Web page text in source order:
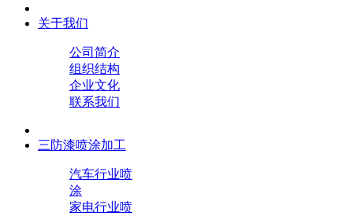
关于我们
公司简介
组织结构
企业文化
联系我们
三防漆喷涂加工
汽车行业喷
涂
家电行业喷